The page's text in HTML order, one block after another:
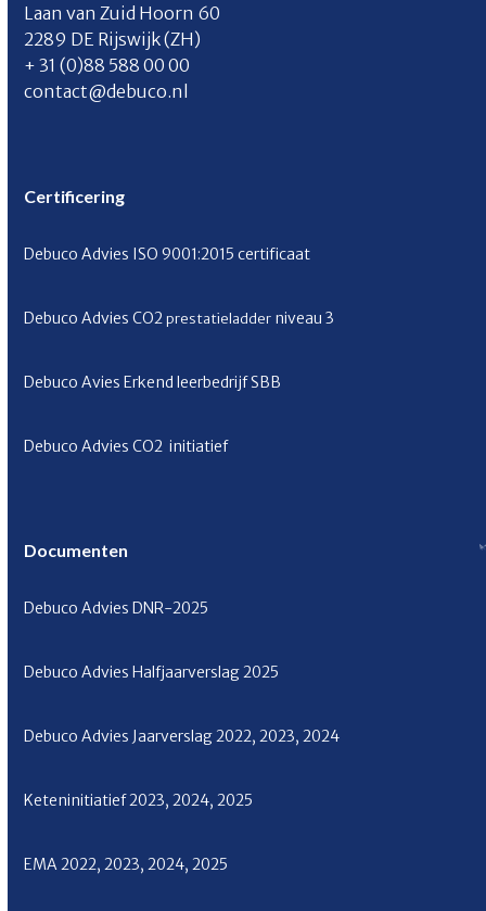
Laan van Zuid Hoorn 60
2289 DE Rijswijk (ZH)
+ 31 (0)88 588 00 00
contact@debuco.nl
Certificering
Debuco Advies ISO 9001:2015 certificaat
Debuco Advies CO2prestatieladder niveau 3
Debuco Avies Erkend leerbedrijf SBB
Debuco Advies CO2initiatief
Documenten
Debuco AdviesDNR-2025
Debuco Advies Halfjaarverslag 2025
Debuco Advies Jaarverslag 2022, 2023, 2024
Keteninitiatief2023, 2024, 2025
EMA 2022, 2023, 2024, 2025